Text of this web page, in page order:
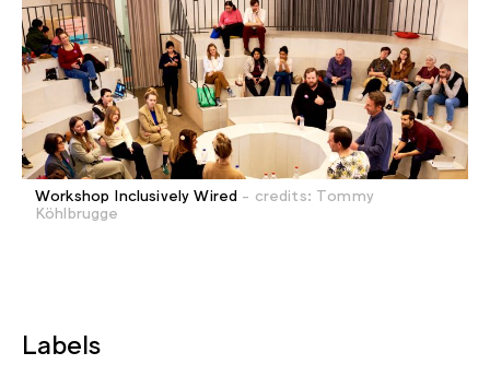
Workshop Inclusively Wired - credits: Tommy
Köhlbrugge
Labels